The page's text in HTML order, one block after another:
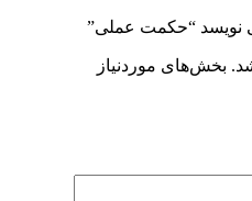
نویسد “حکمت عملی”
بخش‌های موردنیاز